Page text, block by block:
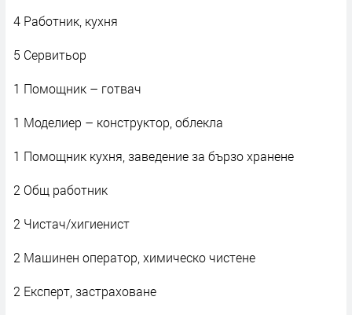
4 Работник, кухня
5 Сервитьор
1 Помощник – готвач
1 Моделиер – конструктор, облекла
1 Помощник кухня, заведение за бързо хранене
2 Общ работник
2 Чистач/хигиенист
2 Машинен оператор, химическо чистене
2 Експерт, застраховане